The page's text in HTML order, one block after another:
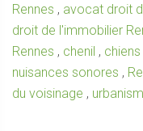
Rennes , avocat droit
droit de l'immobilier
Rennes , chenil , chiens
nuisances sonores ,
du voisinage ,